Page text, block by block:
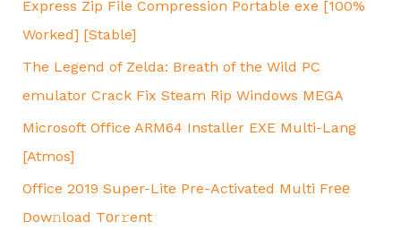
:
Express Zip File Compression Portable exe [100%
Worked] [Stable]
The Legend of Zelda: Breath of the Wild PC
emulator Crack Fix Steam Rip Windows MEGA
Microsoft Office ARM64 Installer EXE Multi-Lang
[Atmos]
Office 2019 Super-Lite Pre-Activated Multi Frее
Dow𝚗load Tоr𝚛ent